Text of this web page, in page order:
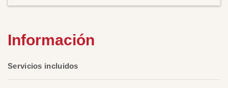
Información
Servicios incluidos